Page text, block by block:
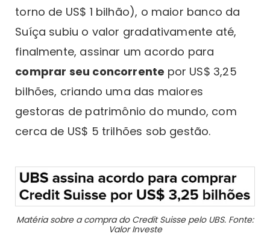
torno de US$ 1 bilhão), o maior banco da
Suíça subiu o valor gradativamente até,
finalmente, assinar um acordo para
comprar seu concorrente por US$ 3,25
bilhões, criando uma das maiores
gestoras de patrimônio do mundo, com
cerca de US$ 5 trilhões sob gestão.
Matéria sobre a compra do Credit Suisse pelo UBS. Fonte:
Valor Investe